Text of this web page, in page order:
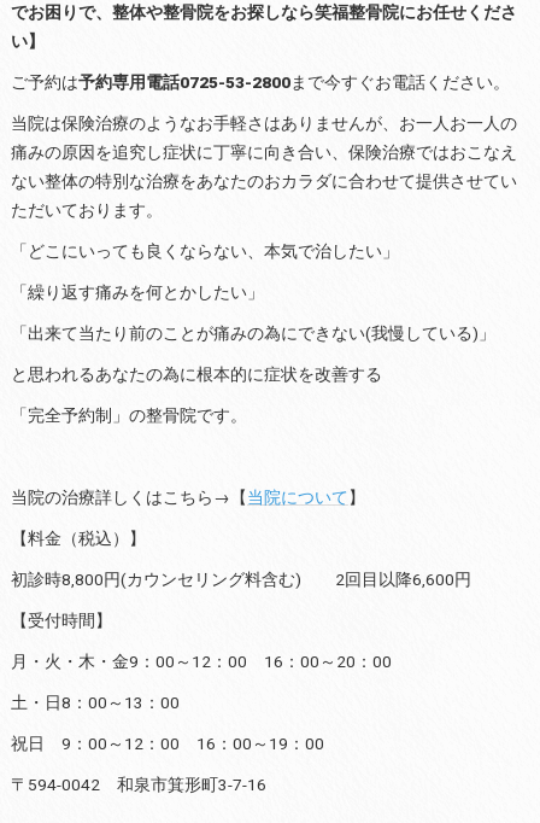
でお困りで、整体や整骨院をお探しなら笑福整骨院にお任せくださ
い】
ご予約は予約専用電話0725-53-2800まで今すぐお電話ください。
当院は保険治療のようなお手軽さはありませんが、お一人お一人の
痛みの原因を追究し症状に丁寧に向き合い、保険治療ではおこなえ
ない整体の特別な治療をあなたのおカラダに合わせて提供させてい
ただいております。
「どこにいっても良くならない、本気で治したい」
「繰り返す痛みを何とかしたい」
「出来て当たり前のことが痛みの為にできない(我慢している)」
と思われるあなたの為に根本的に症状を改善する
「完全予約制」の整骨院です。
当院の治療詳しくはこちら→【当院について】
【料金（税込）】
初診時8,800円(カウンセリング料含む) 2回目以降6,600円
【受付時間】
月・火・木・金9：00～12：00 16：00～20：00
土・日8：00～13：00
祝日 9：00～12：00 16：00～19：00
〒594-0042 和泉市箕形町3-7-16